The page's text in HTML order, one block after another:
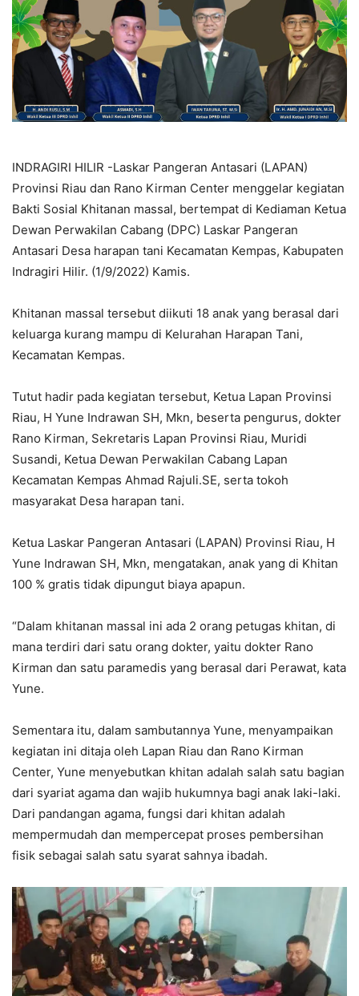
INDRAGIRI HILIR -Laskar Pangeran Antasari (LAPAN)
Provinsi Riau dan Rano Kirman Center menggelar kegiatan
Bakti Sosial Khitanan massal, bertempat di Kediaman Ketua
Dewan Perwakilan Cabang (DPC) Laskar Pangeran
Antasari Desa harapan tani Kecamatan Kempas, Kabupaten
Indragiri Hilir. (1/9/2022) Kamis.
Khitanan massal tersebut diikuti 18 anak yang berasal dari
keluarga kurang mampu di Kelurahan Harapan Tani,
Kecamatan Kempas.
Tutut hadir pada kegiatan tersebut, Ketua Lapan Provinsi
Riau, H Yune Indrawan SH, Mkn, beserta pengurus, dokter
Rano Kirman, Sekretaris Lapan Provinsi Riau, Muridi
Susandi, Ketua Dewan Perwakilan Cabang Lapan
Kecamatan Kempas Ahmad Rajuli.SE, serta tokoh
masyarakat Desa harapan tani.
Ketua Laskar Pangeran Antasari (LAPAN) Provinsi Riau, H
Yune Indrawan SH, Mkn, mengatakan, anak yang di Khitan
100 % gratis tidak dipungut biaya apapun.
“Dalam khitanan massal ini ada 2 orang petugas khitan, di
mana terdiri dari satu orang dokter, yaitu dokter Rano
Kirman dan satu paramedis yang berasal dari Perawat, kata
Yune.
Sementara itu, dalam sambutannya Yune, menyampaikan
kegiatan ini ditaja oleh Lapan Riau dan Rano Kirman
Center, Yune menyebutkan khitan adalah salah satu bagian
dari syariat agama dan wajib hukumnya bagi anak laki-laki.
Dari pandangan agama, fungsi dari khitan adalah
mempermudah dan mempercepat proses pembersihan
fisik sebagai salah satu syarat sahnya ibadah.